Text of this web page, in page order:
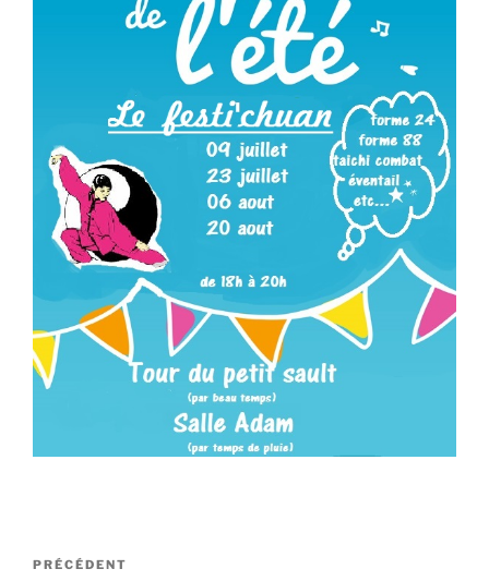
Navigation
Article
PRÉCÉDENT